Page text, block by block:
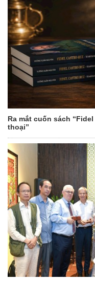
Ra mắt cuốn sách
thoại”